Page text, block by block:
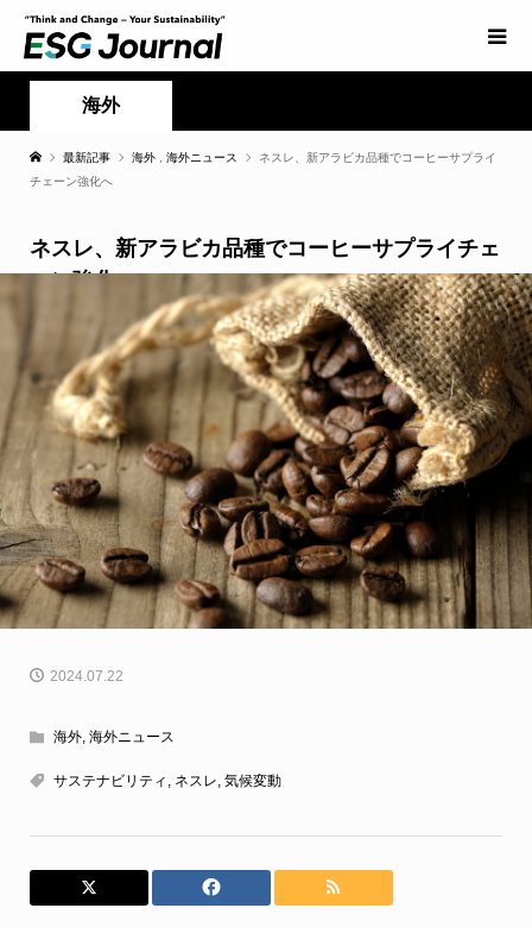
海外
最新記事 海外 海外ニュース
ネスレ、新アラビカ品種でコーヒーサプライ
チェーン強化へ
ネスレ、新アラビカ品種でコーヒーサプライチェ
ーン強化へ
2024.07.22
海外, 海外ニュース
サステナビリティ ネスレ 気候変動